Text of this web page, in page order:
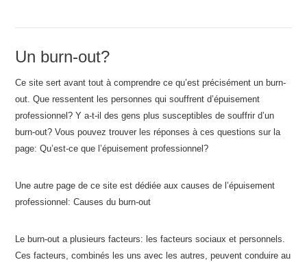
Un burn-out?
Ce site sert avant tout à comprendre ce qu’est précisément un burn-
out. Que ressentent les personnes qui souffrent d’épuisement
professionnel? Y a-t-il des gens plus susceptibles de souffrir d’un
burn-out? Vous pouvez trouver les réponses à ces questions sur la
page: Qu’est-ce que l’épuisement professionnel?
Une autre page de ce site est dédiée aux causes de l’épuisement
professionnel: Causes du burn-out
Le burn-out a plusieurs facteurs: les facteurs sociaux et personnels.
Ces facteurs, combinés les uns avec les autres, peuvent conduire au